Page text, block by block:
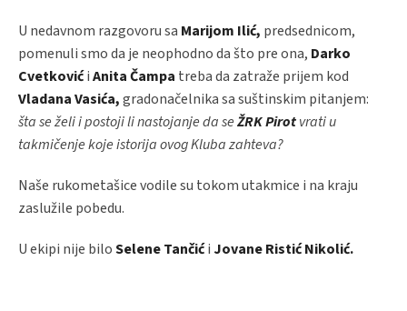
U nedavnom razgovoru sa Marijom Ilić, predsednicom,
pomenuli smo da je neophodno da što pre ona, Darko
CvetkovićiAnita Čampa treba da zatraže prijem kod
Vladana Vasića,gradonačelnika sa suštinskim pitanjem:
šta se želi i postoji li nastojanje da seŽRK Pirotvrati u
takmičenje koje istorija ovog Kluba zahteva?
Naše rukometašice vodile su tokom utakmice i na kraju
zaslužile pobedu.
U ekipi nije biloSelene Tančići Jovane Ristić Nikolić.